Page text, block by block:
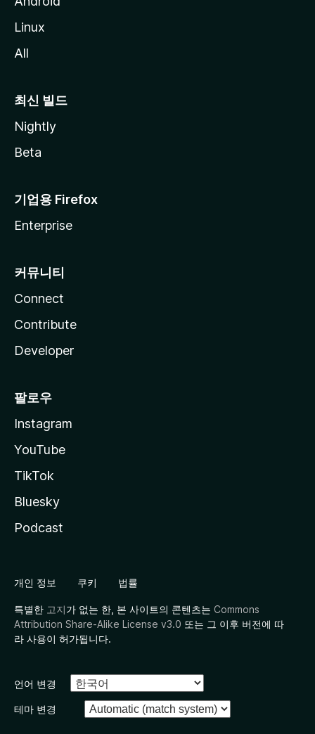
Linux
All
최신 빌드
Nightly
Beta
기업용 Firefox
Enterprise
커뮤니티
Connect
Contribute
Developer
팔로우
Instagram
YouTube
TikTok
Bluesky
Podcast
개인 정보 쿠키 법률
특별한 고지가 없는 한, 본 사이트의 콘텐츠는 Commons
Attribution Share-Alike License v3.0 또는 그 이후 버전에 따
라 사용이 허가됩니다.
언어 변경
테마 변경